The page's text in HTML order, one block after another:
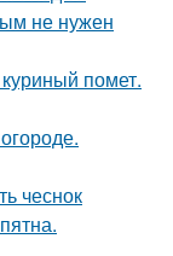
не нужен
помет.
чеснок